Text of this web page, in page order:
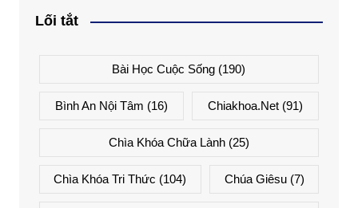
Lối tắt
Bài Học Cuộc Sống (190)
Bình An Nội Tâm (16) Chiakhoa.net (91)
Chìa Khóa Chữa Lành(25)
Chìa Khóa Tri Thức (104) Chúa Giêsu(7)